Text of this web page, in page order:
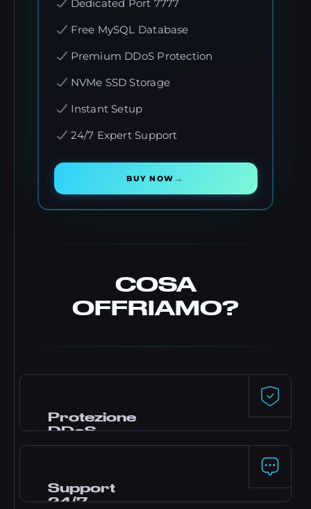
Dedicated Port 7777
Free MySQL Database
Premium DDoS Protection
NVMe SSD Storage
Instant Setup
24/7 Expert Support
BUY NOW →
COSA
OFFRIAMO?
Protezione
DDoS
con filtri ottimizzati per il gaming. Il tuo server
resta online anche durante gli attacchi.
Support
24/7